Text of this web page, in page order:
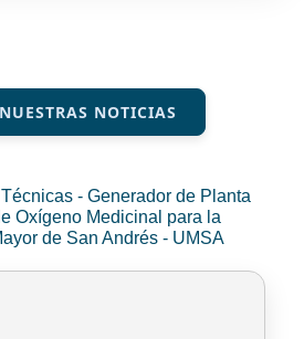
NOTICIAS
- Generador de Planta
Oxígeno Medicinal para la
de San Andrés - UMSA